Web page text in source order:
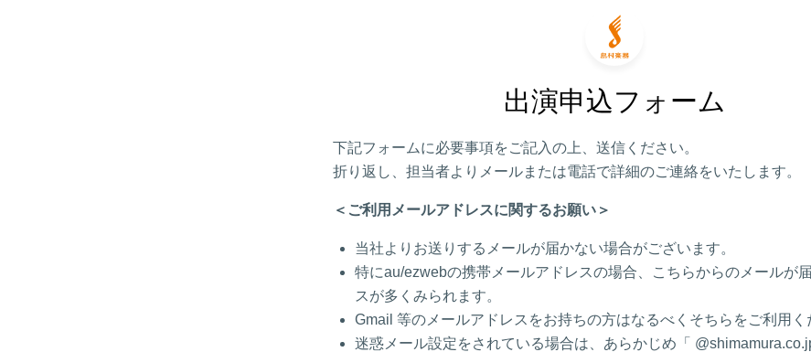
出演申込フォーム
下記フォームに必要事項をご記入の上、送信ください。
折り返し、担当者よりメールまたは電話で詳細のご連絡をいたします。
＜ご利用メールアドレスに関するお願い＞
当社よりお送りするメールが届かない場合がございます。
特にau/ezwebの携帯メールアドレスの場合、こちらからのメールが
スが多くみられます。
Gmail 等のメールアドレスをお持ちの方はなるべくそちらをご利用く
迷惑メール設定をされている場合は、あらかじめ「